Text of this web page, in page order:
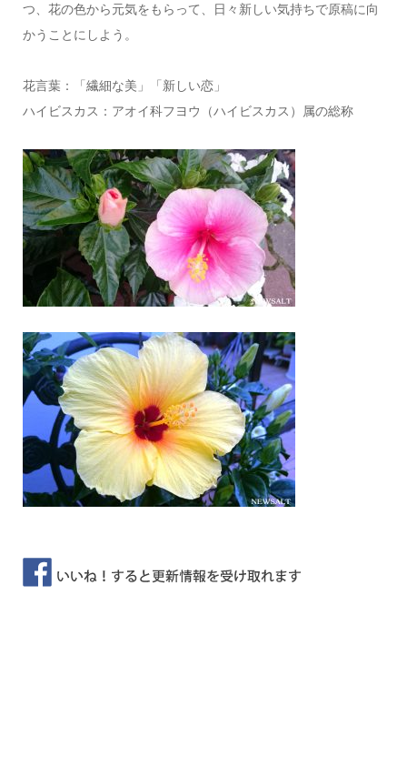
つ、花の色から元気をもらって、日々新しい気持ちで原稿に向
かうことにしよう。
花言葉：「繊細な美」「新しい恋」
ハイビスカス：アオイ科フヨウ（ハイビスカス）属の総称